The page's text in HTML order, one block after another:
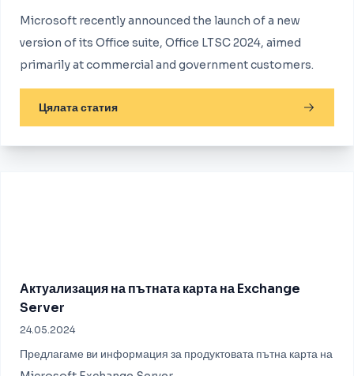
Microsoft recently announced the launch of a new
version of its Office suite, Office LTSC 2024, aimed
primarily at commercial and government customers.
Цялата статия
Актуализация на пътната карта на Exchange
Server
24.05.2024
Предлагаме ви информация за продуктовата пътна карта на